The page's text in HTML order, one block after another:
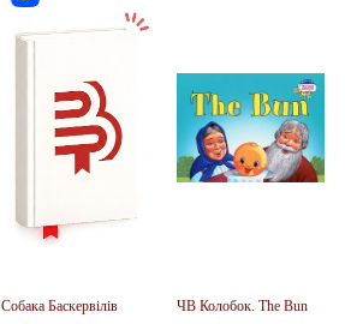
Собака Баскервілів ЧВ Колобок. The Bun